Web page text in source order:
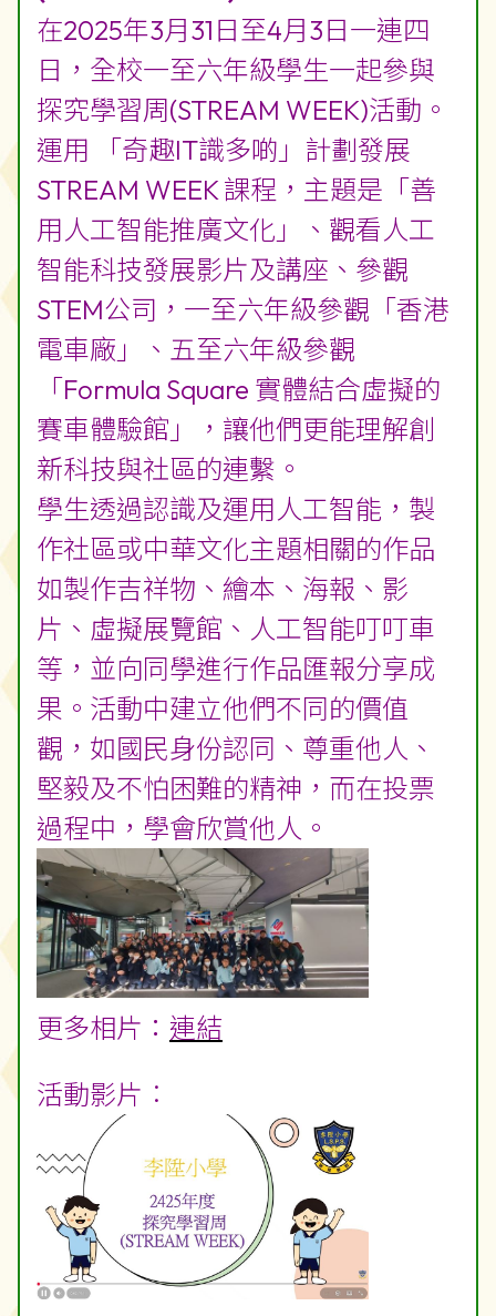
在2025年3月31日至4月3日一連四
日，全校一至六年級學生一起參與
探究學習周(STREAM WEEK)活動。
運用 「奇趣IT識多啲」計劃發展
STREAM WEEK 課程，主題是「善
用人工智能推廣文化」、觀看人工
智能科技發展影片及講座、參觀
STEM公司，一至六年級參觀「香港
電車廠」、五至六年級參觀
「Formula Square 實體結合虛擬的
賽車體驗館」，讓他們更能理解創
新科技與社區的連繫。
學生透過認識及運用人工智能，製
作社區或中華文化主題相關的作品
如製作吉祥物、繪本、海報、影
片、虛擬展覽館、人工智能叮叮車
等，並向同學進行作品匯報分享成
果。活動中建立他們不同的價值
觀，如國民身份認同、尊重他人、
堅毅及不怕困難的精神，而在投票
過程中，學會欣賞他人。
更多相片： 連結
活動影片︰